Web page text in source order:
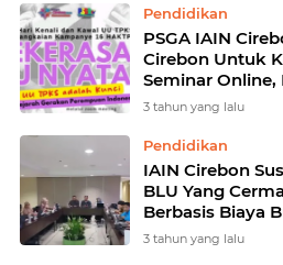
Pendidikan
PSGA IAIN
Cirebon Untuk
Seminar Online,
3 tahun yang lalu
Pendidikan
IAIN Cirebon
BLU Yang
Berbasis Biaya
3 tahun yang lalu